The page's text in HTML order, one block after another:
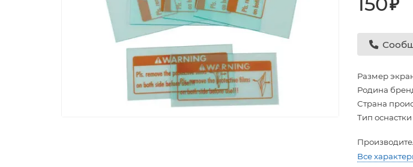
₽
Размер
Родина
Страна
Тип оснастки
Все